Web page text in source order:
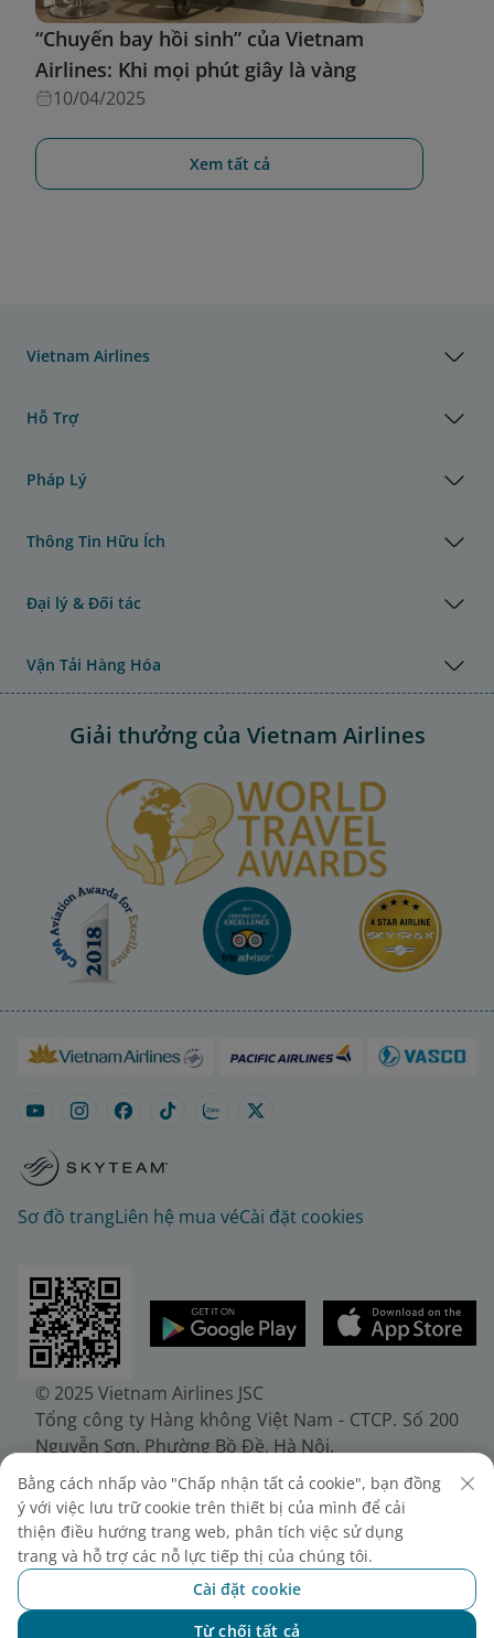
“Chuyến bay hồi sinh” của Vietnam
Airlines: Khi mọi phút giây là vàng
10/04/2025
Xem tất cả
Vietnam Airlines
Hỗ Trợ
Pháp Lý
Thông Tin Hữu Ích
Đại lý & Đối tác
Vận Tải Hàng Hóa
Giải thưởng của Vietnam Airlines
Sơ đồ trangLiên hệ mua véCài đặt cookies
© 2025 Vietnam Airlines JSC
Tổng công ty Hàng không Việt Nam - CTCP. Số 200
Nguyễn Sơn, Phường Bồ Đề, Hà Nội.
Điện thoại: (+84-24) 38272289. Fax: (+84-24)
38722375
Giấy chứng nhận đăng ký doanh nghiệp, mã số
doanh nghiệp 0100107518, đăng ký lần đầu ngày
30/6/2010, đăng ký thay đổi lần thứ 10 ngày
24/7/2025, cấp bởi Sở Tài chính Thành phố Hà Nội.
Bằng cách nhấp vào "Chấp nhận tất cả cookie", bạn đồng
ý với việc lưu trữ cookie trên thiết bị của mình để cải
thiện điều hướng trang web, phân tích việc sử dụng
trang và hỗ trợ các nỗ lực tiếp thị của chúng tôi.
Cài đặt cookie
Từ chối tất cả